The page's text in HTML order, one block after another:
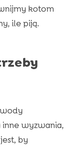
kotom
ile piją.
inne wyzwania,
by